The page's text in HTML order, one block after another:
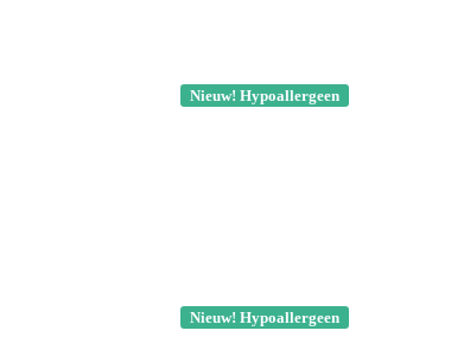
Nieuw! Hypoallergeen
Nieuw! Hypoallergeen